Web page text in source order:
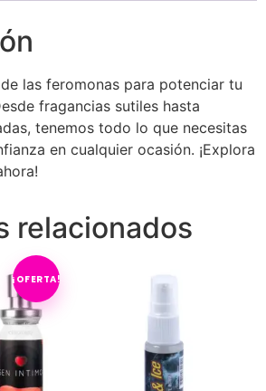
las feromonas para potenciar tu
fragancias sutiles hasta
tenemos todo lo que necesitas
en cualquier ocasión. ¡Explora
relacionados
¡OFERTA!